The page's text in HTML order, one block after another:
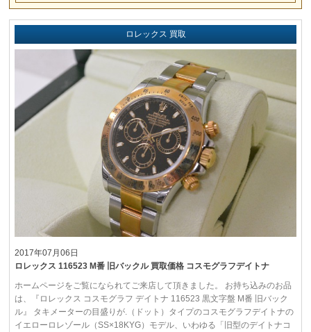
ロレックス 買取
2017年07月06日
ロレックス 116523 M番 旧バックル 買取価格 コスモグラフデイトナ
ホームページをご覧になられてご来店して頂きました。 お持ち込みのお品
は、『ロレックス コスモグラフ デイトナ 116523 黒文字盤 M番 旧バック
ル』 タキメーターの目盛りが.（ドット）タイプのコスモグラフデイトナの
イエローロレゾール（SS×18KYG）モデル、いわゆる「旧型のデイトナコ